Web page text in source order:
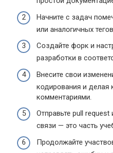
Начните с задач
или аналогичных тегов.
Создайте форк и
разработки в
Внесите свои
кодирования и
комментариями.
Отправьте pull
связи — это часть
Продолжайте